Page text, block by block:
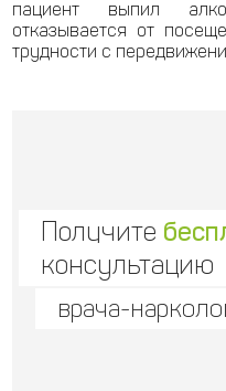
пациент выпил
отказывается от
трудности с
Получите
консультацию
врача-